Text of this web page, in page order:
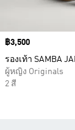
Price
฿3,500
รองเท้า SAMBA
ผู้หญิง Originals
2 สี